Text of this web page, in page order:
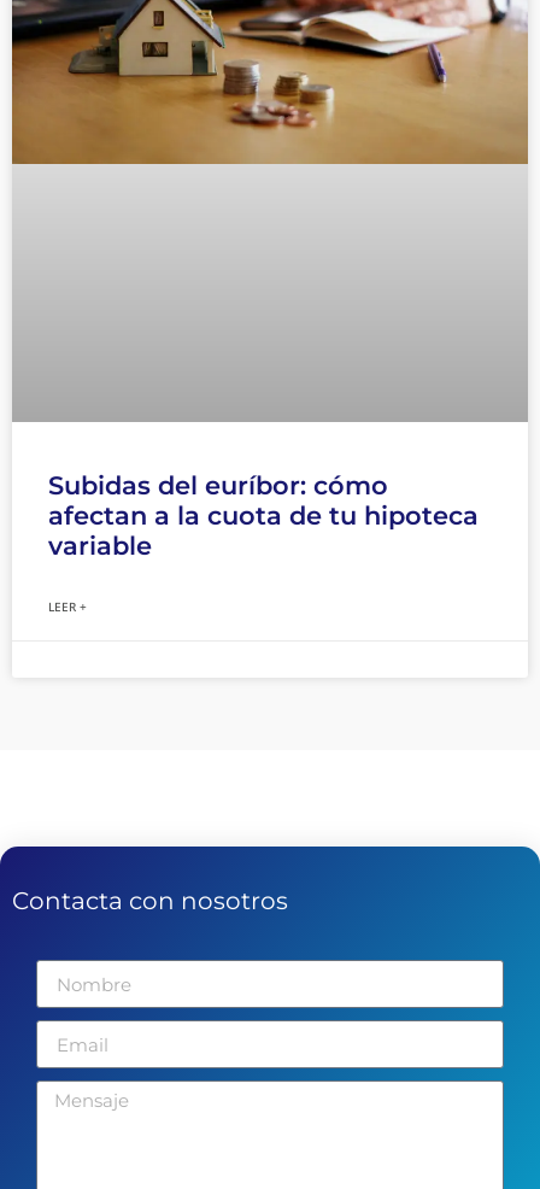
Subidas del euríbor: cómo
afectan a la cuota de tu hipoteca
variable
LEER +
Contacta con nosotros